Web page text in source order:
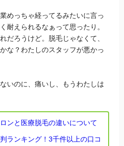
めっちゃ経ってるみたいに言っ
耐えられるなぁって思ったり。
だろうけど。脱毛じゃなくて、
な？わたしのスタッフが悪かっ
いのに、痛いし、もうわたしは
ンと医療脱毛の違いについて
ランキング！3千件以上の口コ